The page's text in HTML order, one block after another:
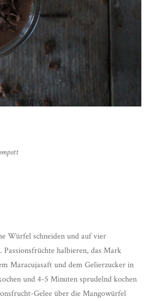
Würfel schneiden und auf vier
Passionsfrüchte halbieren, das Mark
Maracujasaft und dem Gelierzucker in
und 4-5 Minuten sprudelnd kochen
Gelee über die Mangowürfel